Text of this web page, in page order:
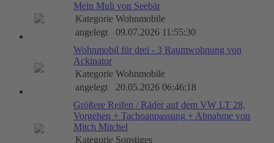
Mein Muli von Seebär
Kategorie Wohnmobile
angelegt
09.07.2026 11:55:30
Wohnmobil für drei - 3 Raumwohnung von
Ackinator
Kategorie Wohnmobile
angelegt
20.05.2026 06:46:18
Größere Reifen / Räder auf dem VW LT 28,
Vorgehen + Tachoanpassung + Abnahme von
Mitch Mitchel
Kategorie Sonstiges